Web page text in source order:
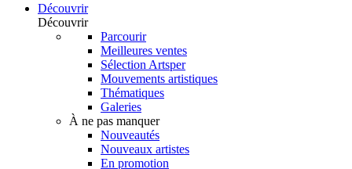
Découvrir
Découvrir
Parcourir
Meilleures ventes
Sélection Artsper
Mouvements artistiques
Thématiques
Galeries
À ne pas manquer
Nouveautés
Nouveaux artistes
En promotion